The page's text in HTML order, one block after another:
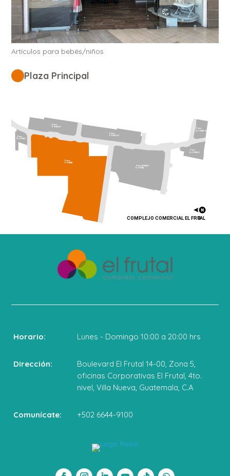
Artículos para bebés/niños
Plaza Principal
Horario: Lunes - Domingo 10:00 a 20:00 hrs
Dirección:
Boulevard El Frutal 14-00, Zona 5,
oficinas Corporativas El Frutal, 4to.
nivel, Villa Nueva, Guatemala, C.A
Comunícate: +502 6644-9100